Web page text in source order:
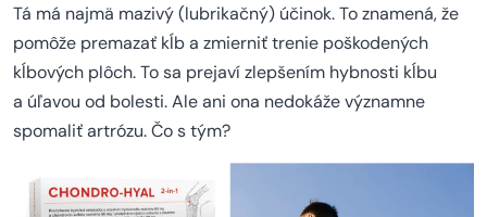
Tá má najmä mazivý (lubrikačný) účinok. To znamená, že
pomôže premazať kĺb a zmierniť trenie poškodených
kĺbových plôch. To sa prejaví zlepšením hybnosti kĺbu
a úľavou od bolesti. Ale ani ona nedokáže významne
spomaliť artrózu. Čo s tým?